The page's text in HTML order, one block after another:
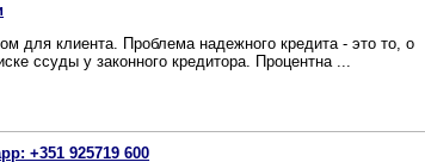
для клиента. Проблема надежного кредита - это то, о
ссуды у законного кредитора. Процентна ...
+351 925719 600